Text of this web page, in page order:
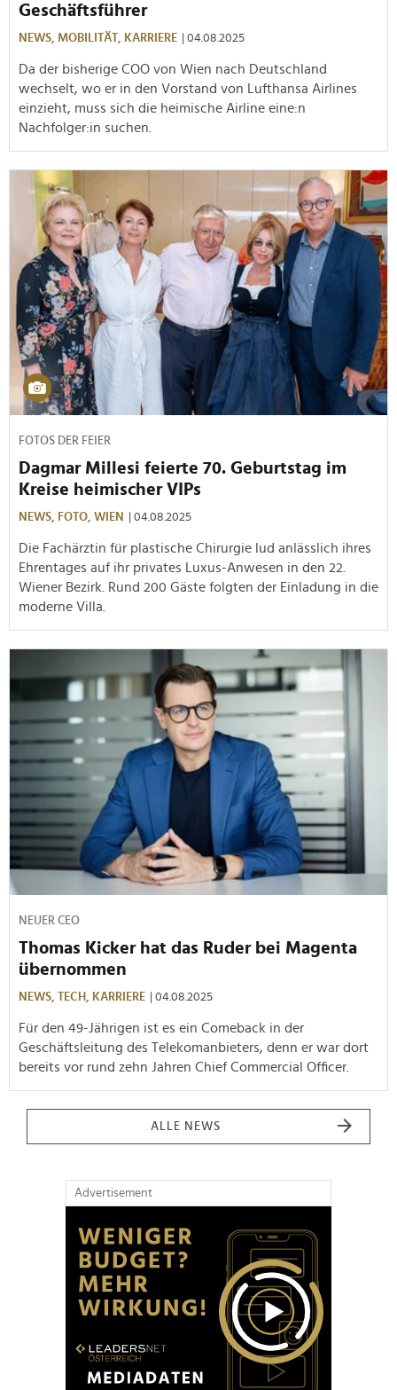
Geschäftsführer
NEWS, MOBILITÄT, KARRIERE | 04.08.2025
Da der bisherige COO von Wien nach Deutschland
wechselt, wo er in den Vorstand von Lufthansa Airlines
einzieht, muss sich die heimische Airline eine:n
Nachfolger:in suchen.
FOTOS DER FEIER
Dagmar Millesi feierte 70. Geburtstag im
Kreise heimischer VIPs
NEWS, FOTO, WIEN | 04.08.2025
Die Fachärztin für plastische Chirurgie lud anlässlich ihres
Ehrentages auf ihr privates Luxus-Anwesen in den 22.
Wiener Bezirk. Rund 200 Gäste folgten der Einladung in die
moderne Villa.
NEUER CEO
Thomas Kicker hat das Ruder bei Magenta
übernommen
NEWS, TECH, KARRIERE | 04.08.2025
Für den 49-Jährigen ist es ein Comeback in der
Geschäftsleitung des Telekomanbieters, denn er war dort
bereits vor rund zehn Jahren Chief Commercial Officer.
ALLE NEWS
Advertisement